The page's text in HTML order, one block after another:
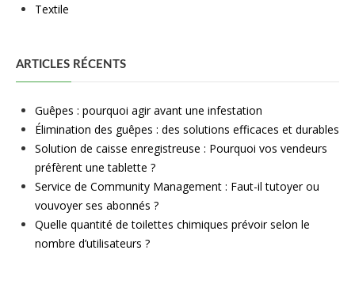
Textile
ARTICLES RÉCENTS
Guêpes : pourquoi agir avant une infestation
Élimination des guêpes : des solutions efficaces et durables
Solution de caisse enregistreuse : Pourquoi vos vendeurs
préfèrent une tablette ?
Service de Community Management : Faut-il tutoyer ou
vouvoyer ses abonnés ?
Quelle quantité de toilettes chimiques prévoir selon le
nombre d’utilisateurs ?